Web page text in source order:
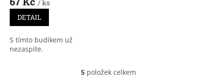
/ ks
DETAIL
S tímto budíkem už
nezaspíte.
O
5 položek celkem